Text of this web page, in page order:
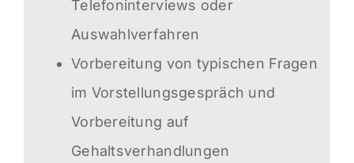
Telefoninterviews oder
Auswahlverfahren
Vorbereitung von typischen Fragen
im Vorstellungsgespräch und
Vorbereitung auf
Gehaltsverhandlungen